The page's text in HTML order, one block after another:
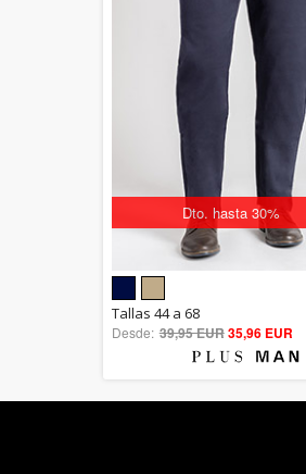
Dto. hasta 30%
out of 5
Tallas 44 a 68
Desde: 39,95 EUR35,96 EUR